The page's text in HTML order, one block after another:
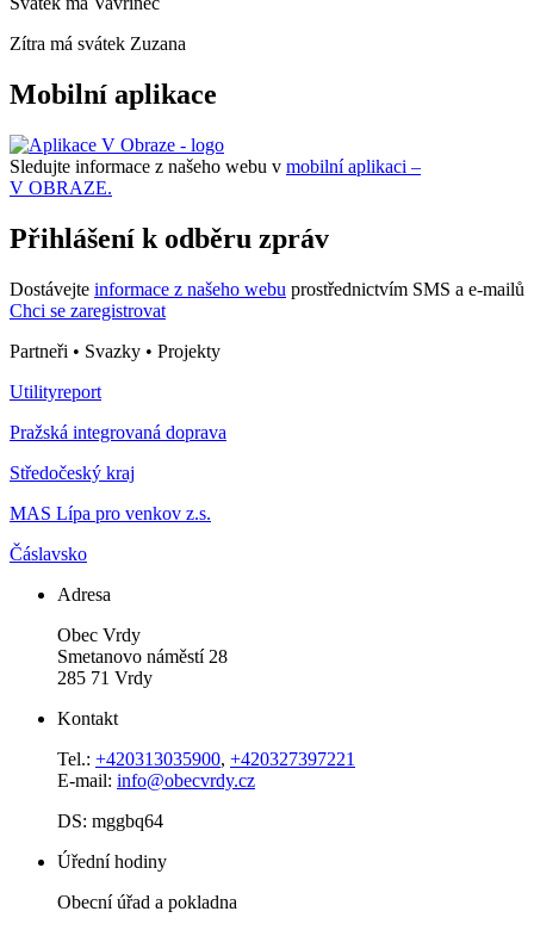
Zítra má svátek Zuzana
Mobilní aplikace
Sledujte informace z našeho webu v mobilní aplikaci –
V OBRAZE.
Přihlášení k odběru zpráv
Dostávejte informace z našeho webu prostřednictvím SMS a e-mailů
Chci se zaregistrovat
Partneři • Svazky • Projekty
Utilityreport
Pražská integrovaná doprava
Středočeský kraj
MAS Lípa pro venkov z.s.
Čáslavsko
Adresa
Obec Vrdy
Smetanovo náměstí 28
285 71 Vrdy
Kontakt
Tel.: +420313035900, +420327397221
E-mail: info@obecvrdy.cz
DS: mggbq64
Úřední hodiny
Obecní úřad a pokladna